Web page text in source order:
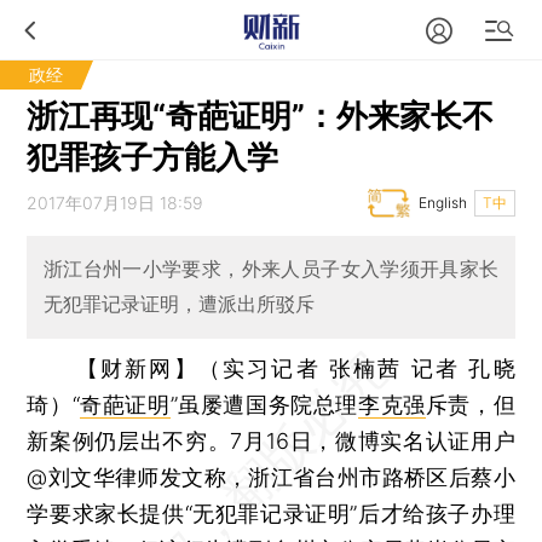
政经
浙江再现“奇葩证明”：外来家长不
犯罪孩子方能入学
2017年07月19日 18:59 T中
English
浙江台州一小学要求，外来人员子女入学须开具家长
无犯罪记录证明，遭派出所驳斥
【财新网】（实习记者 张楠茜 记者 孔晓
琦） “奇葩证明”虽屡遭国务院总理李克强 斥责，但
新案例仍层出不穷。7月16日，微博实名认证用户
@刘文华律师发文称，浙江省台州市路桥区后蔡小
学要求家长提供“无犯罪记录证明”后才给孩子办理